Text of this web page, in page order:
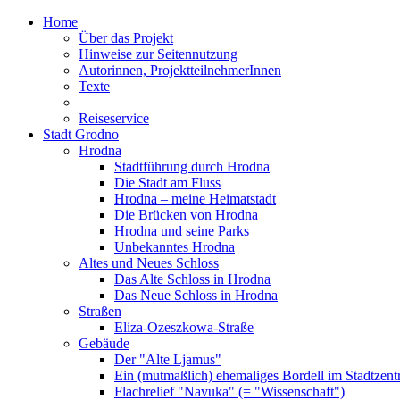
Home
Über das Projekt
Hinweise zur Seitennutzung
Autorinnen, ProjektteilnehmerInnen
Texte
Reiseservice
Stadt Grodno
Hrodna
Stadtführung durch Hrodna
Die Stadt am Fluss
Hrodna – meine Heimatstadt
Die Brücken von Hrodna
Hrodna und seine Parks
Unbekanntes Hrodna
Altes und Neues Schloss
Das Alte Schloss in Hrodna
Das Neue Schloss in Hrodna
Straßen
Eliza-Ozeszkowa-Straße
Gebäude
Der "Alte Ljamus"
Ein (mutmaßlich) ehemaliges Bordell im
Flachrelief "Navuka" (= "Wissenschaft")